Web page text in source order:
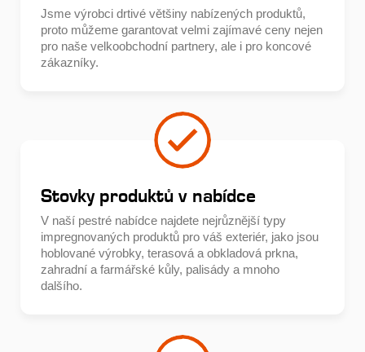
Jsme výrobci drtivé většiny nabízených produktů,
proto můžeme garantovat velmi zajímavé ceny nejen
pro naše velkoobchodní partnery, ale i pro koncové
zákazníky.
Stovky produktů v nabídce
V naší pestré nabídce najdete nejrůznější typy
impregnovaných produktů pro váš exteriér, jako jsou
hoblované výrobky, terasová a obkladová prkna,
zahradní a farmářské kůly, palisády a mnoho
dalšího.